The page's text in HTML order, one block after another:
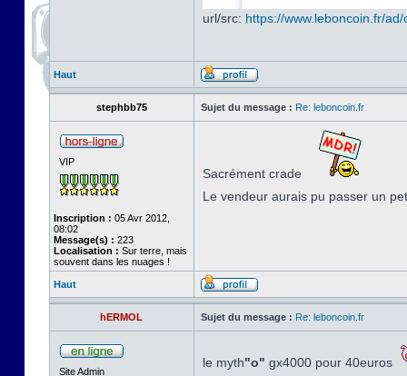
url/src: https://www.leboncoin.fr/
Haut
stephbb75 Sujet du message : Re: leboncoin.fr
VIP
Inscription : 05 Avr 2012,
08:02
Message(s) : 223
Localisation : Sur terre, mais
souvent dans les nuages !
Sacrément crade
Le vendeur aurais pu passer un
Haut
hERMOL Sujet du message : Re: leboncoin.fr
Site Admin
le myth"o" gx4000 pour 40euros